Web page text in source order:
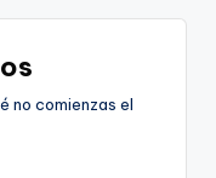
no comienzas el